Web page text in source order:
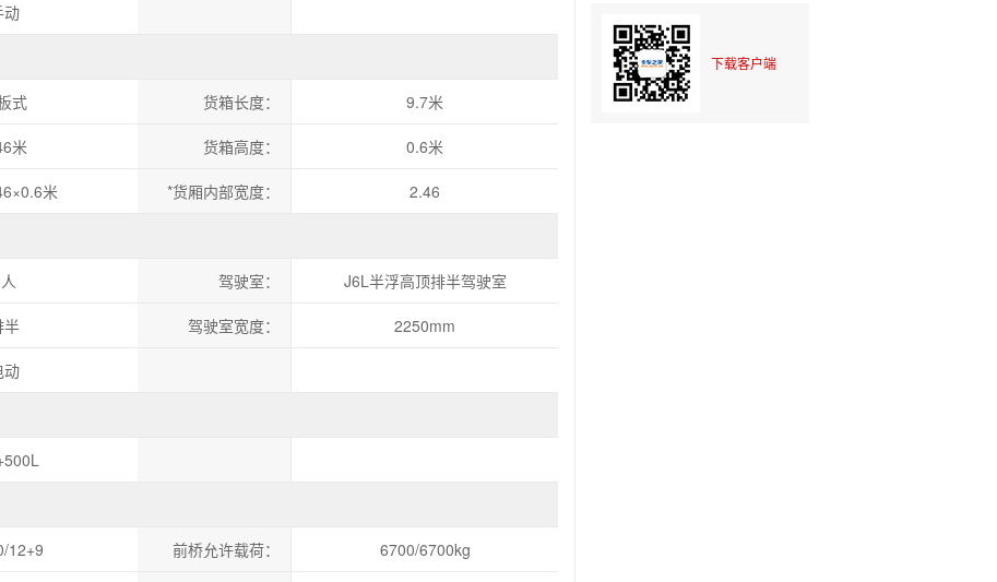
动
式 货箱长度： 9.7米
米 货箱高度： 0.6米
米 *货厢内部宽度： 2.46
驾驶室： J6L半浮高顶排半驾驶室
半 驾驶室宽度： 2250mm
动
12+9 前桥允许载荷： 6700/6700kg
下载客户端